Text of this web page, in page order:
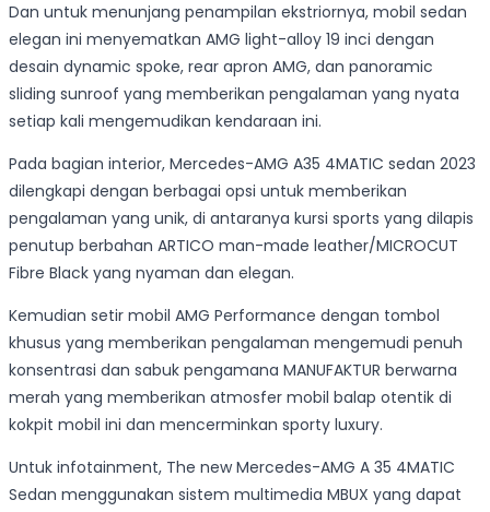
Dan untuk menunjang penampilan ekstriornya, mobil sedan
elegan ini menyematkan AMG light-alloy 19 inci dengan
desain dynamic spoke, rear apron AMG, dan panoramic
sliding sunroof yang memberikan pengalaman yang nyata
setiap kali mengemudikan kendaraan ini.
Pada bagian interior, Mercedes-AMG A35 4MATIC sedan 2023
dilengkapi dengan berbagai opsi untuk memberikan
pengalaman yang unik, di antaranya kursi sports yang dilapis
penutup berbahan ARTICO man-made leather/MICROCUT
Fibre Black yang nyaman dan elegan.
Kemudian setir mobil AMG Performance dengan tombol
khusus yang memberikan pengalaman mengemudi penuh
konsentrasi dan sabuk pengamana MANUFAKTUR berwarna
merah yang memberikan atmosfer mobil balap otentik di
kokpit mobil ini dan mencerminkan sporty luxury.
Untuk infotainment, The new Mercedes-AMG A 35 4MATIC
Sedan menggunakan sistem multimedia MBUX yang dapat